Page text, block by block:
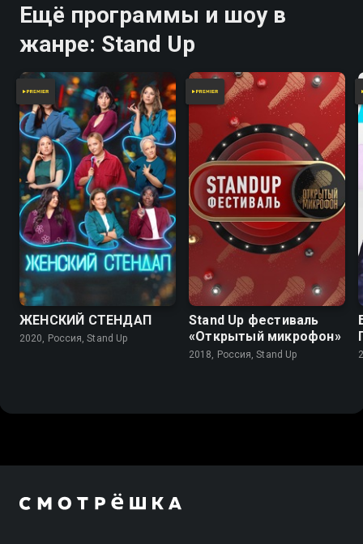
Ещё программы и шоу в
жанре: Stand Up
ЖЕНСКИЙ СТЕНДАП
2020, Россия, Stand Up
Stand Up фестиваль
«Открытый микрофон»
2018, Россия, Stand Up